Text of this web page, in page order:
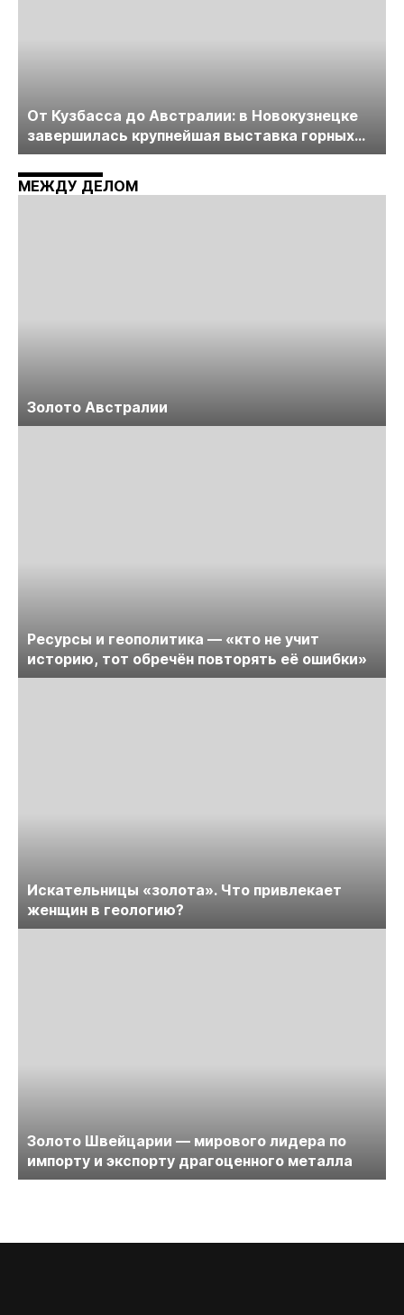
От Кузбасса до Австралии: в Новокузнецке
завершилась крупнейшая выставка горных
технологий «Недра России. Уголь России и
Майнинг»
МЕЖДУ ДЕЛОМ
Золото Австралии
Ресурсы и геополитика — «кто не учит
историю, тот обречён повторять её ошибки»
Искательницы «золота». Что привлекает
женщин в геологию?
Золото Швейцарии — мирового лидера по
импорту и экспорту драгоценного металла